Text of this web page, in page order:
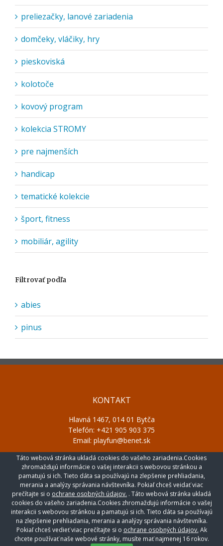
preliezačky, lanové zariadenia
domčeky, vláčiky, hry
pieskoviská
kolotoče
kovový program
kolekcia STROMY
pre najmenších
handicap
tematické kolekcie
šport, fitness
mobiliár, agility
Filtrovať podľa
abies
pinus
KONTAKT
Hlavná 1467, 014 01 Bytča
Telefón: +421 905 903 375
Email: playfun@benet.sk
Copyright- 2020 Benet Sport s.r.o. | All Rights Reserved
Táto webová stránka ukladá cookies do vašeho zariadenia.Cookies
zhromažďujú informácie o vašej interakcii s webovou stránkou a
pamatujú si ich. Tieto dáta sa používajú na zlepšenie prehliadania,
merania a analýzy správania návštevníka. Pokiaľ chceš veidať viac
prečítajte si o ochrane osobných údajov. . Táto webová stránka ukladá
cookies do vašeho zariadenia.Cookies zhromažďujú informácie o vašej
interakcii s webovou stránkou a pamatujú si ich. Tieto dáta sa používajú
na zlepšenie prehliadania, merania a analýzy správania návštevníka.
Pokiaľ chceš vedieť viac prečítajte si o ochrane osobných údajov. Ak
chcete používať naše webové stránky, musíte mať najmenej 16 rokov.